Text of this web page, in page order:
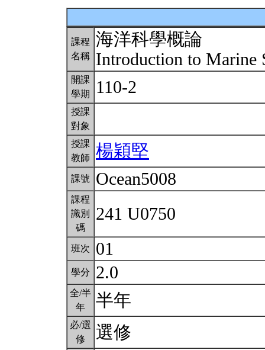
課程
名稱
海洋科學概論
Introduction to Marine
開課
學期
110-2
授課
對象
授課
教師
楊穎堅
課號 Ocean5008
課程
識別
碼
241 U0750
班次 01
學分 2.0
全/半
年
半年
必/選
修
選修